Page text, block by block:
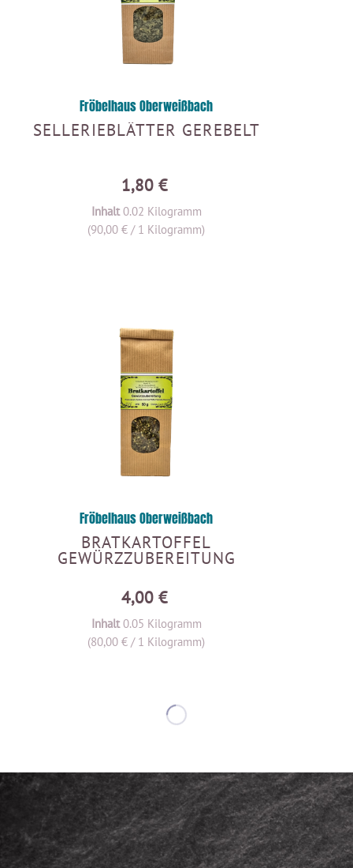
Fröbelhaus Oberweißbach
SELLERIEBLÄTTER GEREBELT
1,80 €
Inhalt0.02 Kilogramm
(90,00 € / 1 Kilogramm)
Fröbelhaus Oberweißbach
BRATKARTOFFEL
GEWÜRZZUBEREITUNG
4,00 €
Inhalt0.05 Kilogramm
(80,00 € / 1 Kilogramm)